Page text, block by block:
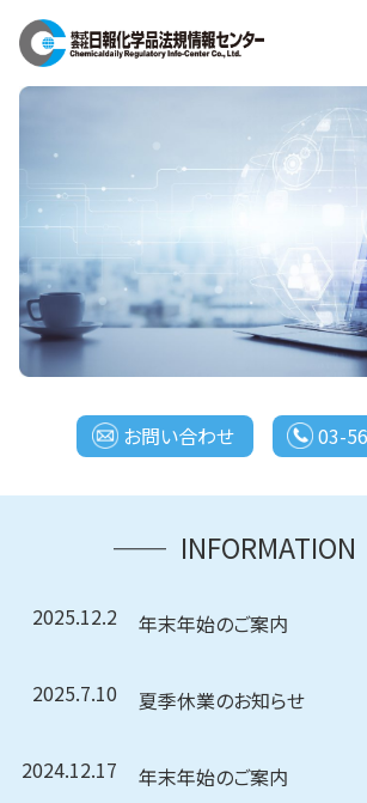
お問い合わせ 03-
INFORMATION
2025.12.2 年末年始のご案内
2025.7.10 夏季休業のお知らせ
2024.12.17 年末年始のご案内